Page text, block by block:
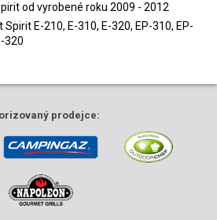
od vyrobené roku 2009 - 2012
Spirit E-210, E-310, E-320, EP-310, EP-
320
prodejce: